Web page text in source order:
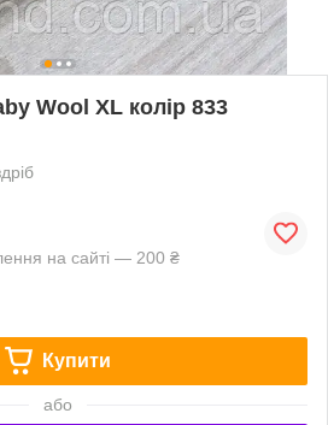
Wool XL колір 833
на сайті — 200 ₴
Купити
або